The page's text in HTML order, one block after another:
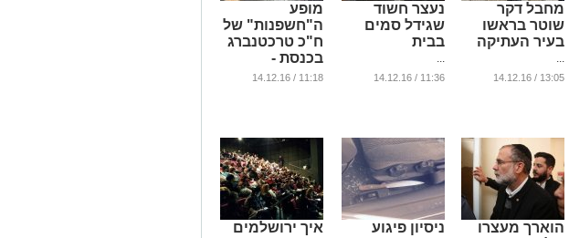
מחבל דקר
שוטר בראשו
בעיר העתיקה
...
13:05 / 14.12.16
נעצר חשוד
שגידל סמים
בבית
...
11:36 / 14.12.16
מופע
ה"חשפנות" של
ח"כ טרכטנברג
בכנסת -
הזדהות עם
11:18 / 14.12.16
הוארך מעצרו
ניסיון פיגוע
איך ירושלמים